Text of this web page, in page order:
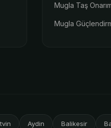
Mugla Taş
Mugla
Aydin Balikesir